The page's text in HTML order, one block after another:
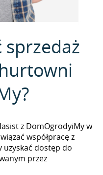
sprzedaż
z DomOgrodyiMy w
współpracę z
dostęp do
przez